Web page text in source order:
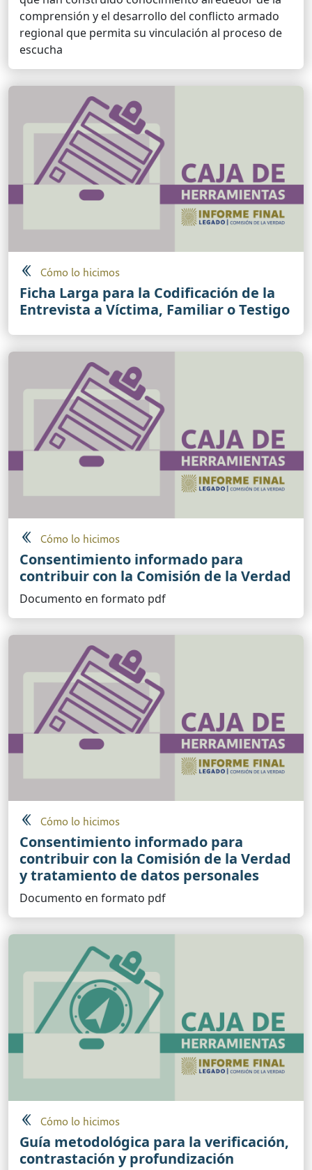
comprensión y el desarrollo del conflicto armado
regional que permita su vinculación al proceso de
escucha
Cómo lo hicimos
Ficha Larga para la Codificación de la
Entrevista a Víctima, Familiar o Testigo
Cómo lo hicimos
Consentimiento informado para
contribuir con la Comisión de la Verdad
Documento en formato pdf
Cómo lo hicimos
Consentimiento informado para
contribuir con la Comisión de la Verdad
y tratamiento de datos personales
Documento en formato pdf
Cómo lo hicimos
Guía metodológica para la verificación,
contrastación y profundización